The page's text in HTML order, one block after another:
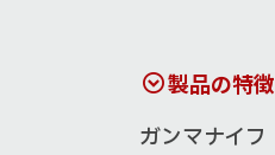
製品の特徴
ガンマナイフ